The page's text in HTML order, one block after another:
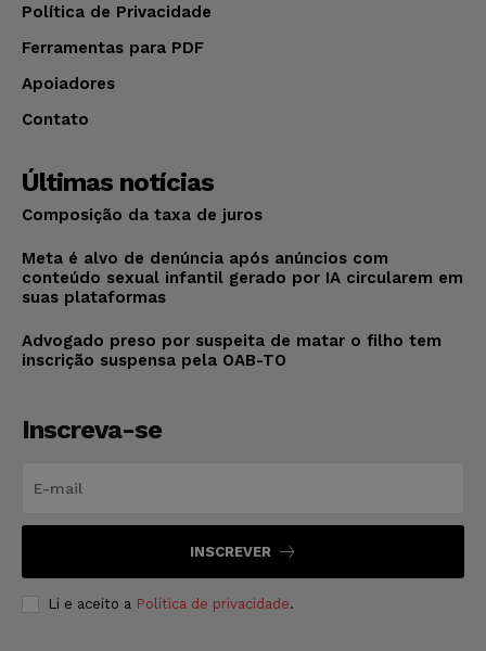
Política de Privacidade
Ferramentas para PDF
Apoiadores
Contato
Últimas notícias
Composição da taxa de juros
Meta é alvo de denúncia após anúncios com
conteúdo sexual infantil gerado por IA circularem em
suas plataformas
Advogado preso por suspeita de matar o filho tem
inscrição suspensa pela OAB-TO
Inscreva-se
INSCREVER
Li e aceito a Política de privacidade.